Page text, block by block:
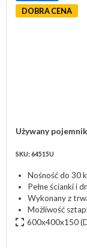
DOBRA CENA
Używany
SKU: 64515U
Nośność do 30
Pełne ścianki i
Wykonany z
Możliwość
600x400x150